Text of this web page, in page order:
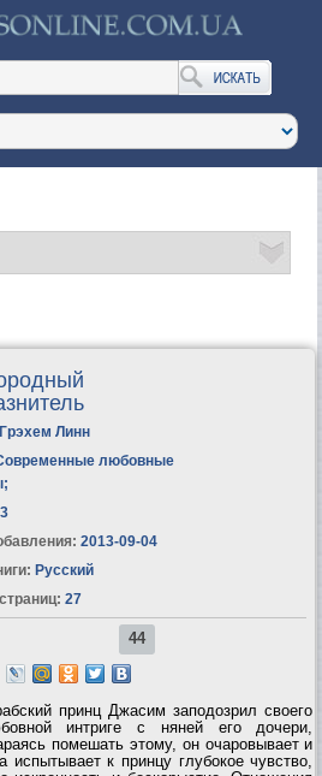
Грэхем Линн
любовные
;
3
2013-09-04
Русский
27
44
принц Джасим заподозрил своего
интриге с няней его дочери,
помешать этому, он очаровывает и
испытывает к принцу глубокое чувство,